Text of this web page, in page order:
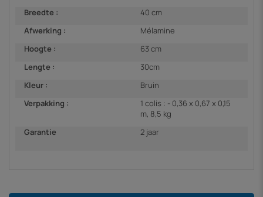
Breedte :
40 cm
Afwerking :
Mélamine
Hoogte :
63 cm
Lengte :
30cm
Kleur :
Bruin
Verpakking :
1 colis : - 0,36 x 0,67 x 0,15
m, 8,5 kg
Garantie
2 jaar